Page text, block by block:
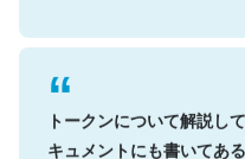
トークンについて解説し
キュメントにも書いてあ